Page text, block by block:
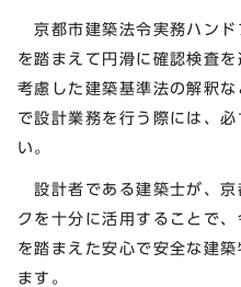
京都市建築法令実務ハンド
を踏まえて円滑に確認検査
考慮した建築基準法の解釈
で設計業務を行う際には、
い。
設計者である建築士が、京
クを十分に活用することで
を踏まえた安心で安全な建
ます。